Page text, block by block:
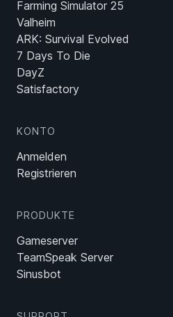
Farming Simulator 25
Valheim
ARK: Survival Evolved
7 Days To Die
DayZ
Satisfactory
KONTO
Anmelden
Registrieren
PRODUKTE
Gameserver
TeamSpeak Server
Sinusbot